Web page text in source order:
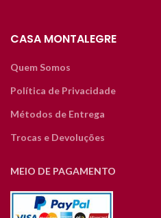
CASA MONTALEGRE
Quem Somos
Política de Privacidade
Métodos de Entrega
Trocas e Devoluções
MEIO DE PAGAMENTO